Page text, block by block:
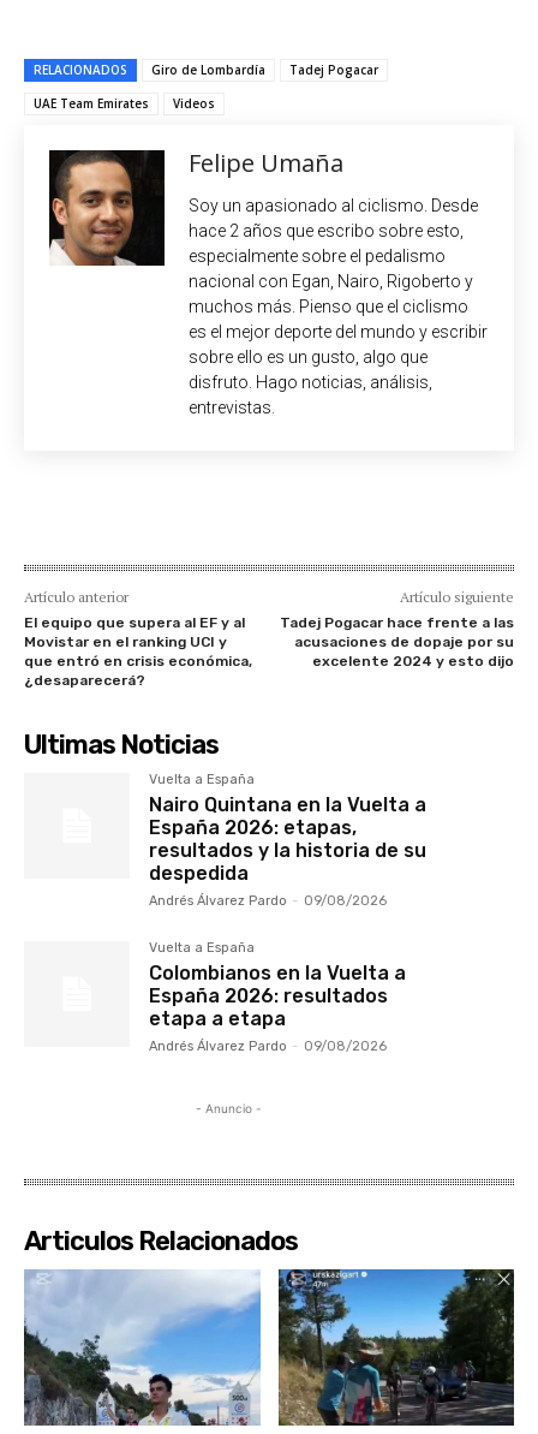
RELACIONADOS Giro de Lombardía
Tadej Pogacar
UAE Team Emirates
Videos
Felipe Umaña
Soy un apasionado al ciclismo. Desde
hace 2 años que escribo sobre esto,
especialmente sobre el pedalismo
nacional con Egan, Nairo, Rigoberto y
muchos más. Pienso que el ciclismo
es el mejor deporte del mundo y escribir
sobre ello es un gusto, algo que
disfruto. Hago noticias, análisis,
entrevistas.
Artículo anterior
El equipo que supera al EF y al
Movistar en el ranking UCI y
que entró en crisis económica,
¿desaparecerá?
Artículo siguiente
Tadej Pogacar hace frente a las
acusaciones de dopaje por su
excelente 2024 y esto dijo
Ultimas Noticias
Vuelta a España
Nairo Quintana en la Vuelta a
España 2026: etapas,
resultados y la historia de su
despedida
Andrés Álvarez Pardo - 09/08/2026
Vuelta a España
Colombianos en la Vuelta a
España 2026: resultados
etapa a etapa
Andrés Álvarez Pardo - 09/08/2026
- Anuncio -
Articulos Relacionados